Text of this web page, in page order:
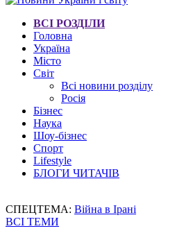
ВСІ РОЗДІЛИ
Головна
Україна
Місто
Світ
Всі новини розділу
Росія
Бізнес
Наука
Шоу-бізнес
Спорт
Lifestyle
БЛОГИ ЧИТАЧІВ
СПЕЦТЕМА: Війна в Ірані
ВСІ ТЕМИ